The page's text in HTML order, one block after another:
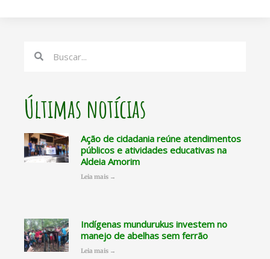
Últimas notícias
Ação de cidadania reúne atendimentos
públicos e atividades educativas na
Aldeia Amorim
Leia mais →
Indígenas mundurukus investem no
manejo de abelhas sem ferrão
Leia mais →